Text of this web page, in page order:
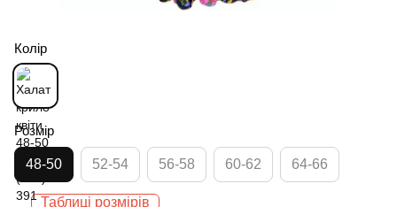
Колір
Розмір
48-50 52-54 56-58 60-62 64-66
Таблиці розмірів